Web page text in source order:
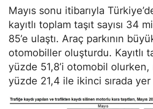
Mayıs sonu itibarıyla
kayıtlı toplam taşıt sayısı 34
85’e ulaştı. Araç parkının
otomobiller oluşturdu. Kayıtlı
yüzde 51,8’i otomobil
yüzde 21,4 ile ikinci sırada yer